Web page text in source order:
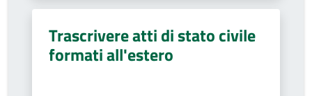
Trascrivere atti di stato civile
formati all'estero